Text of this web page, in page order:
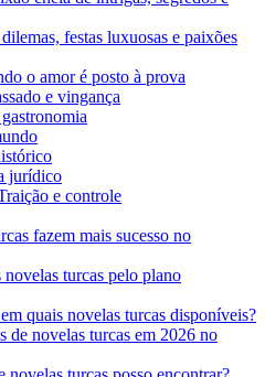
festas luxuosas e paixões
o amor é posto à prova
e vingança
jurídico
e controle
fazem mais sucesso no
novelas turcas pelo plano
quais novelas turcas disponíveis?
de novelas turcas em 2026 no